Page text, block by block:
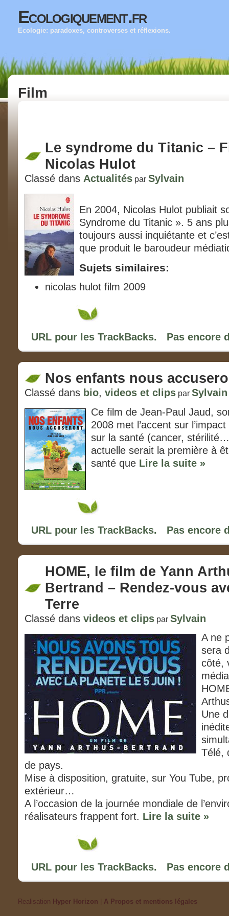
Ecologiquement.fr
Ecologie: paradoxes, controverses et réflexions.
Film
Le syndrome du Titanic –
Nicolas Hulot
Classé dans Actualités par Sylvain
En 2004, Nicolas Hulot publiait
Syndrome du Titanic ». 5 ans
toujours aussi inquiétante et
que produit le baroudeur
Sujets similaires:
nicolas hulot film 2009
URL pour les TrackBacks. Pas encore
Nos enfants nous
Classé dans bio, videos et clips par Sylvain
Ce film de Jean-Paul Jaud,
2008 met l’accent sur
sur la santé (cancer,
actuelle serait la première à
santé que Lire la suite »
URL pour les TrackBacks. Pas encore
HOME, le film de Yann
Bertrand – Rendez-vous
Terre
Classé dans videos et clips par Sylvain
A ne
sera
côté,
Une
Télé,
de pays.
Mise à disposition, gratuite, sur You Tube,
extérieur…
A l’occasion de la journée mondiale de
réalisateurs frappent fort. Lire la suite »
URL pour les TrackBacks. Pas encore
Realisation Hyper Horizon | A Propos et mentions légales